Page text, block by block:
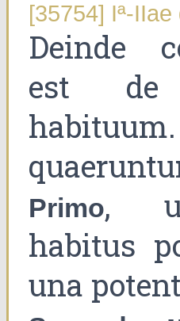
[35754] Iª-IIae
Deinde
est de
Primo,
habitus
una